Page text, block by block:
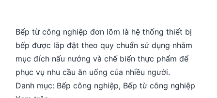
Bếp từ công nghiệp đơn lõm là hệ thống thiết bị
bếp được lắp đặt theo quy chuẩn sử dụng nhằm
mục đích nấu nướng và chế biến thực phẩm để
phục vụ nhu cầu ăn uống của nhiều người.
Danh mục: Bếp công nghiệp, Bếp từ công nghiệp